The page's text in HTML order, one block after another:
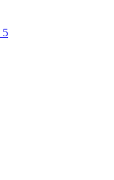
5